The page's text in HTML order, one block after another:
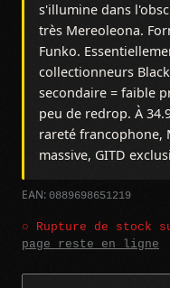
s'illumine dans
très Mereoleona.
Funko.
collectionneurs
secondaire = faible
peu de redrop. À
rareté francophone,
massive, GITD
EAN: 0889698651219
○ Rupture de stock
page reste en ligne